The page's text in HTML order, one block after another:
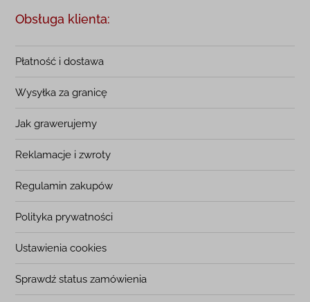
Obsługa klienta:
Płatność i dostawa
Wysyłka za granicę
Jak grawerujemy
Reklamacje i zwroty
Regulamin zakupów
Polityka prywatności
Ustawienia cookies
Sprawdź status zamówienia